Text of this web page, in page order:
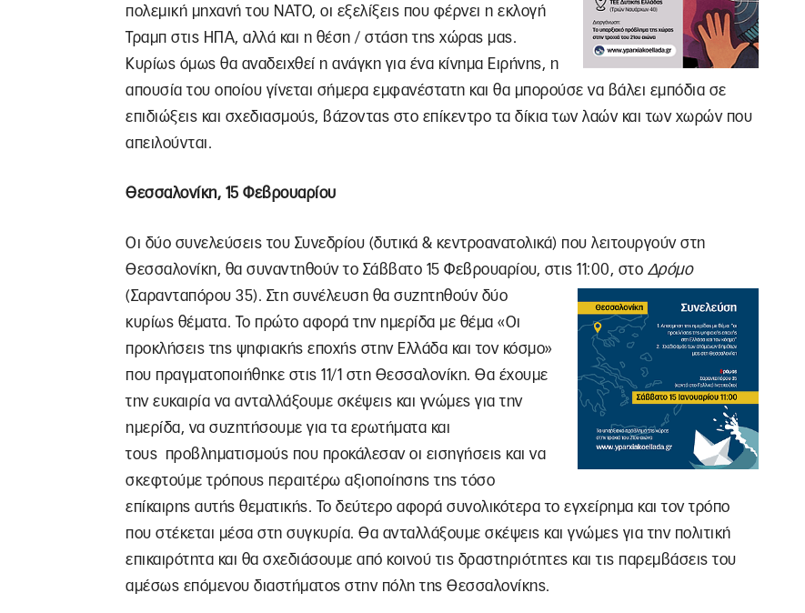
πολεμική μηχανή του ΝΑΤΟ, οι εξελίξεις που φέρνει η εκλογή
Τραμπ στις ΗΠΑ, αλλά και η θέση / στάση της χώρας μας.
Κυρίως όμως θα αναδειχθεί η ανάγκη για ένα κίνημα Ειρήνης, η
απουσία του οποίου γίνεται σήμερα εμφανέστατη και θα μπορούσε να βάλει εμπόδια σε
επιδιώξεις και σχεδιασμούς, βάζοντας στο επίκεντρο τα δίκια των λαών και των χωρών που
απειλούνται.
Θεσσαλονίκη, 15 Φεβρουαρίου
Οι δύο συνελεύσεις του Συνεδρίου (δυτικά & κεντροανατολικά) που λειτουργούν στη
Θεσσαλονίκη, θα συναντηθούν το Σάββατο 15 Φεβρουαρίου, στις 11:00, στο Δρόμο
(Σαρανταπόρου 35). Στη συνέλευση θα συζητηθούν δύο
κυρίως θέματα. Το πρώτο αφορά την ημερίδα με θέμα «Οι
προκλήσεις της ψηφιακής εποχής στην Ελλάδα και τον κόσμο»
που πραγματοποιήθηκε στις 11/1 στη Θεσσαλονίκη. Θα έχουμε
την ευκαιρία να ανταλλάξουμε σκέψεις και γνώμες για την
ημερίδα, να συζητήσουμε για τα ερωτήματα και
τους προβληματισμούς που προκάλεσαν οι εισηγήσεις και να
σκεφτούμε τρόπους περαιτέρω αξιοποίησης της τόσο
επίκαιρης αυτής θεματικής. Το δεύτερο αφορά συνολικότερα το εγχείρημα και τον τρόπο
που στέκεται μέσα στη συγκυρία. Θα ανταλλάξουμε σκέψεις και γνώμες για την πολιτική
επικαιρότητα και θα σχεδιάσουμε από κοινού τις δραστηριότητες και τις παρεμβάσεις του
αμέσως επόμενου διαστήματος στην πόλη της Θεσσαλονίκης.